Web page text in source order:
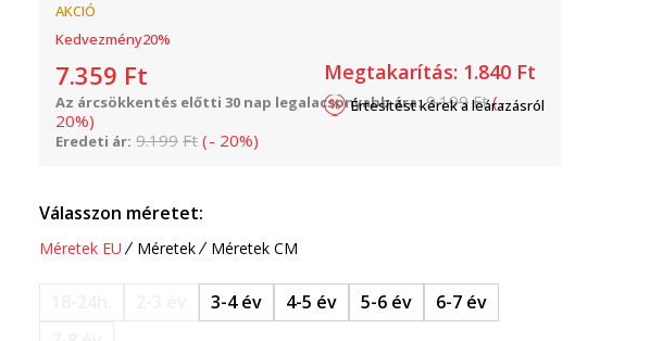
AKCIÓ
Kedvezmény20%
7.359 Ft
Az árcsökkentés előtti 30 nap legalacsonyabb ára: 9.199 Ft (-
20%)
Eredeti ár: 9.199 Ft (- 20%)
Megtakarítás: 1.840 Ft
Értesítést kérek a leárazásról
Válasszon méretet:
Méretek EU Méretek Méretek CM
3-4 év 4-5 év 5-6 év
6-7 év